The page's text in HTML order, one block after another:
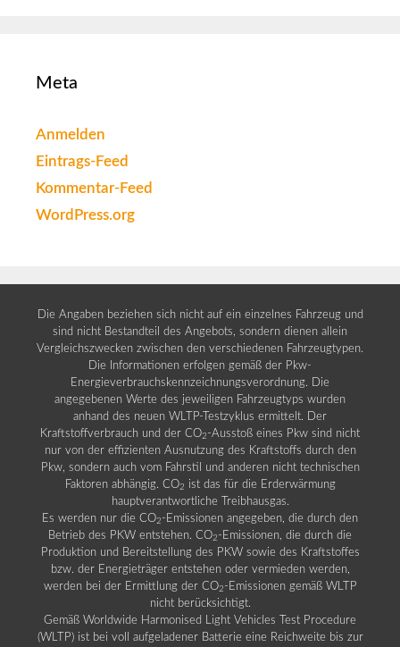
Meta
Anmelden
Eintrags-Feed
Kommentar-Feed
WordPress.org
Die Angaben beziehen sich nicht auf ein einzelnes Fahrzeug und
sind nicht Bestandteil des Angebots, sondern dienen allein
Vergleichszwecken zwischen den verschiedenen Fahrzeugtypen.
Die Informationen erfolgen gemäß der Pkw-
Energieverbrauchskennzeichnungsverordnung. Die
angegebenen Werte des jeweiligen Fahrzeugtyps wurden
anhand des neuen WLTP-Testzyklus ermittelt. Der
Kraftstoffverbrauch und der CO2 -Ausstoß eines Pkw sind nicht
nur von der effizienten Ausnutzung des Kraftstoffs durch den
Pkw, sondern auch vom Fahrstil und anderen nicht technischen
Faktoren abhängig. CO2 ist das für die Erderwärmung
hauptverantwortliche Treibhausgas.
Es werden nur die CO2 -Emissionen angegeben, die durch den
Betrieb des PKW entstehen. CO2 -Emissionen, die durch die
Produktion und Bereitstellung des PKW sowie des Kraftstoffes
bzw. der Energieträger entstehen oder vermieden werden,
werden bei der Ermittlung der CO2 -Emissionen gemäß WLTP
nicht berücksichtigt.
Gemäß Worldwide Harmonised Light Vehicles Test Procedure
(WLTP) ist bei voll aufgeladener Batterie eine Reichweite bis zur